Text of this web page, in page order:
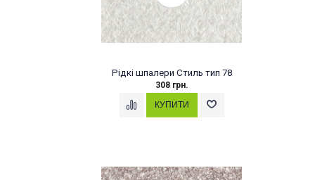
Рідкі шпалери Стиль тип 78
308 грн.